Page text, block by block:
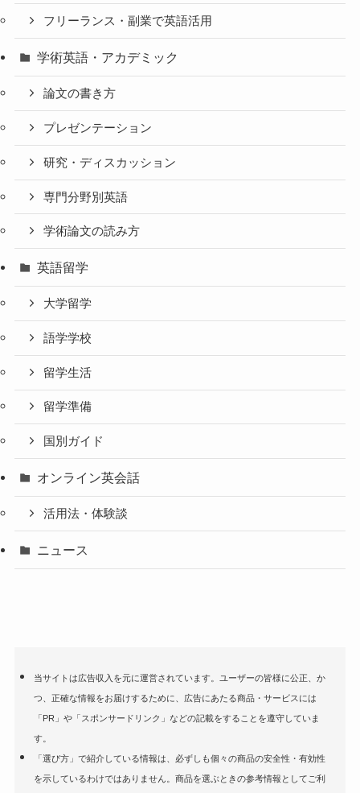
フリーランス・副業で英語活用
学術英語・アカデミック
論文の書き方
プレゼンテーション
研究・ディスカッション
専門分野別英語
学術論文の読み方
英語留学
大学留学
語学学校
留学生活
留学準備
国別ガイド
オンライン英会話
活用法・体験談
ニュース
当サイトは広告収入を元に運営されています。ユーザーの皆様に公正、か
つ、正確な情報をお届けするために、広告にあたる商品・サービスには
「PR」や「スポンサードリンク」などの記載をすることを遵守していま
す。
「選び方」で紹介している情報は、必ずしも個々の商品の安全性・有効性
を示しているわけではありません。商品を選ぶときの参考情報としてご利